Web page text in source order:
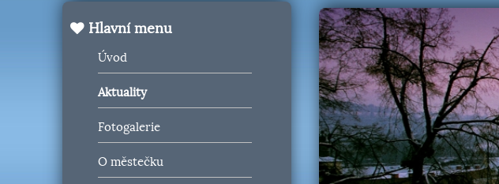
Hlavní menu
Úvod
Aktuality
Fotogalerie
O městečku